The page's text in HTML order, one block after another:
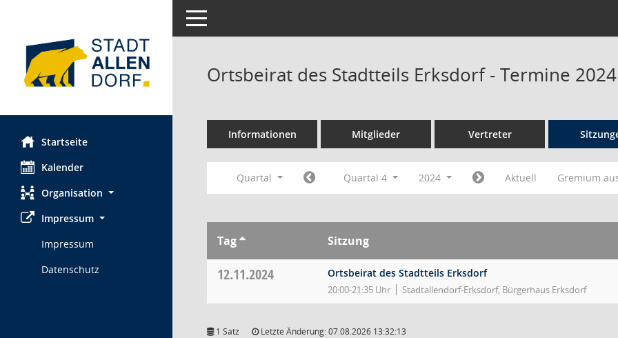
Startseite
Kalender
Organisation
Impressum
Impressum
Datenschutz
Toggle navigation
Ortsbeirat des Stadtteils Erksdorf - Termine 2024
Informationen Mitglieder Vertreter
Quartal Quartal 4 2024 Aktuell Gremium
Tag Sitzung
12.11.2024 Ortsbeirat des Stadtteils Erksdorf
20:00-21:35 Uhr Stadtallendorf-Erksdorf, Bürgerhaus Erksdorf
1 Satz Letzte Änderung: 07.08.2026 13:32:13